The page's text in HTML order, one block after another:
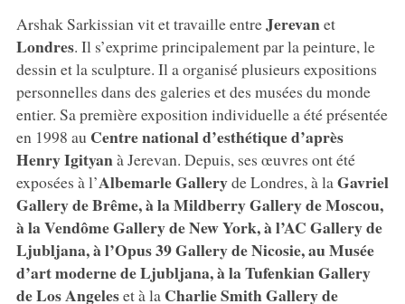
Arshak Sarkissian vit et travaille entreJerevanet
Londres. Il s’exprime principalement par la peinture, le
dessin et la sculpture. Il a organisé plusieurs expositions
personnelles dans des galeries et des musées du monde
entier. Sa première exposition individuelle a été présentée
en 1998 au Centre national d’esthétique d’après
Henry Igityanà Jerevan. Depuis, ses œuvres ont été
exposées à l’Albemarle Galleryde Londres, à la Gavriel
Gallery de Brême, à la Mildberry Gallery de Moscou,
à la Vendôme Gallery de New York, à l’AC Gallery de
Ljubljana, à l’Opus 39 Gallery de Nicosie, au Musée
d’art moderne de Ljubljana, à la Tufenkian Gallery
de Los Angeleset à la Charlie Smith Gallery de